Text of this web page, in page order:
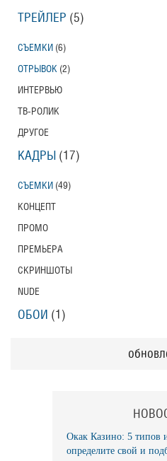
ТРЕЙЛЕР (5)
СЪЕМКИ (6)
ОТРЫВОК (2)
ИНТЕРВЬЮ
ТВ-РОЛИК
ДРУГОЕ
КАДРЫ (17)
СЪЕМКИ (49)
КОНЦЕПТ
ПРОМО
ПРЕМЬЕРА
СКРИНШОТЫ
NUDE
ОБОИ (1)
Окак Казино: 5 типов
определите свой и